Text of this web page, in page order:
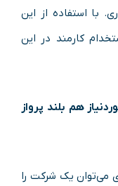
با استفاده از این
کارمند در این
هم بلند پرواز
می‌توان یک شرکت را